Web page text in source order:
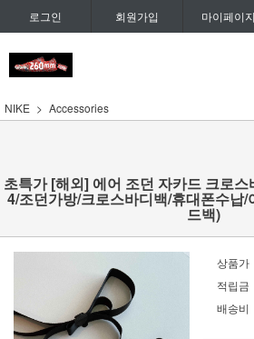
로그인 회원가입 마이페이지
NIKE Accessories
초특가 [해외] 에어 조던 자카드 크로
4/조던가방/크로스바디백/휴대폰수납
드백)
상품가
적립금
배송비